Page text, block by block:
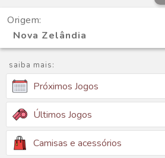
Origem:
Nova Zelândia
saiba mais:
Próximos Jogos
Últimos Jogos
Camisas e acessórios